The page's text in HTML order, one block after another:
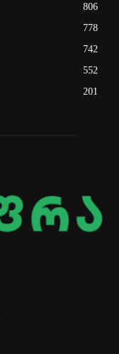
806
778
742
552
201